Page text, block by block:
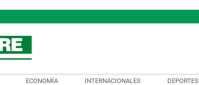
ECONOMÍA INTERNACIONALES DEPORTES